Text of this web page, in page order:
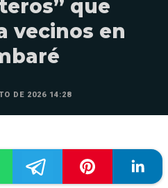
que
vecinos en
DE 2026 14:28